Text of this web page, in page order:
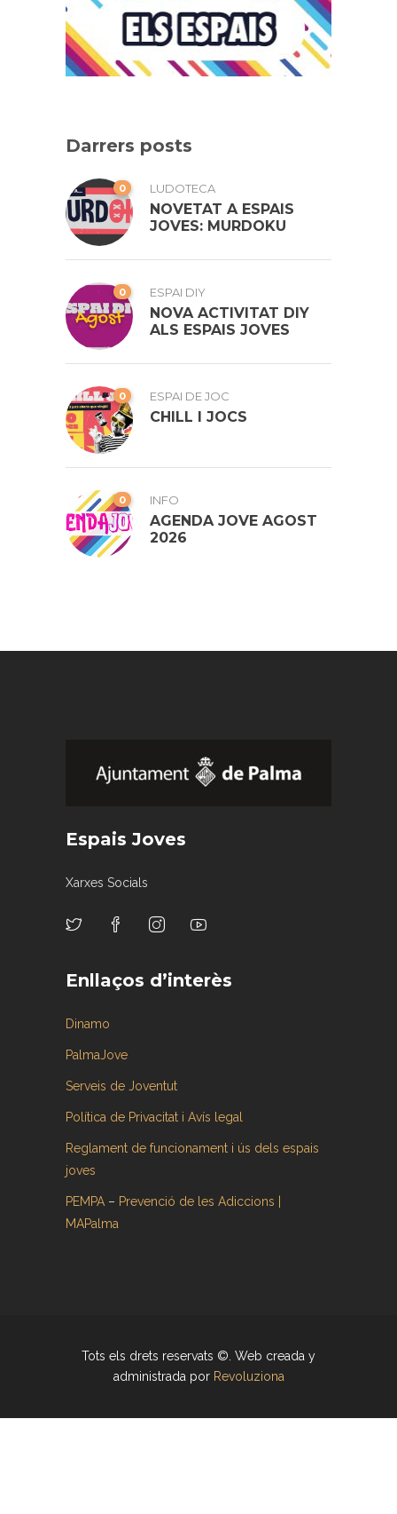
Darrers posts
0 LUDOTECA
NOVETAT A ESPAIS
JOVES: MURDOKU
0 ESPAI DIY
NOVA ACTIVITAT DIY
ALS ESPAIS JOVES
0 ESPAI DE JOC
CHILL I JOCS
0 INFO
AGENDA JOVE AGOST
2026
Espais Joves
Xarxes Socials
Enllaços d’interès
Dinamo
PalmaJove
Serveis de Joventut
Política de Privacitat i Avís legal
Reglament de funcionament i ús dels espais
joves
PEMPA – Prevenció de les Adiccions |
MAPalma
Tots els drets reservats ©. Web creada y
administrada por Revoluziona